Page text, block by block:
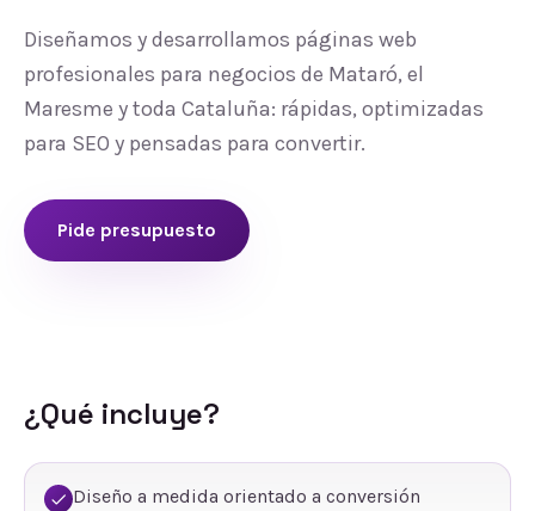
Diseñamos y desarrollamos páginas web
profesionales para negocios de Mataró, el
Maresme y toda Cataluña: rápidas, optimizadas
para SEO y pensadas para convertir.
Pide presupuesto
¿Qué incluye?
Diseño a medida orientado a conversión